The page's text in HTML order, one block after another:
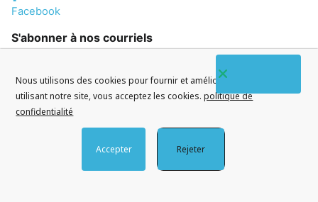
Facebook
S'abonner à nos courriels
©2026CityWatches.fr
Nous utilisons des cookies pour fournir et améliorer nos services. En
utilisant notre site, vous acceptez les cookies. politique de
confidentialité
Accepter Rejeter